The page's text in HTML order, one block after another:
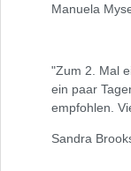
Manuela
"Zum 2. Mal
ein paar
empfohlen.
Sandra